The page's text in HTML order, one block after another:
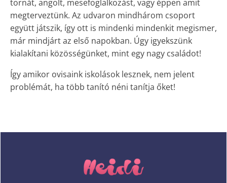
tornát, angolt, mesefoglalkozást, vagy éppen amit
megterveztünk. Az udvaron mindhárom csoport
együtt játszik, így ott is mindenki mindenkit megismer,
már mindjárt az első napokban. Úgy igyekszünk
kialakítani közösségünket, mint egy nagy családot!
Így amikor ovisaink iskolások lesznek, nem jelent
problémát, ha több tanító néni tanítja őket!